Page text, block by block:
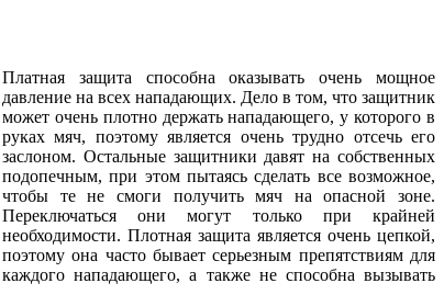
Платная защита способна оказывать очень мощное
давление на всех нападающих. Дело в том, что защитник
может очень плотно держать нападающего, у которого в
руках мяч, поэтому является очень трудно отсечь его
заслоном. Остальные защитники давят на собственных
подопечным, при этом пытаясь сделать все возможное,
чтобы те не смоги получить мяч на опасной зоне.
Переключаться они могут только при крайней
необходимости. Плотная защита является очень цепкой,
поэтому она часто бывает серьезным препятствиям для
каждого нападающего, а также не способна вызывать